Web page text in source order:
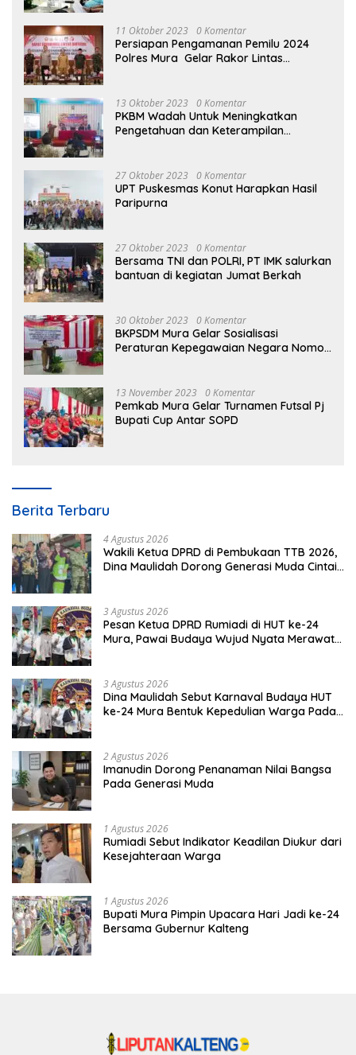
11 Oktober 2023 0 Komentar
Persiapan Pengamanan Pemilu 2024
Polres Mura Gelar Rakor Lintas
13 Oktober 2023 0 Komentar
PKBM Wadah Untuk Meningkatkan
Pengetahuan dan Keterampilan
27 Oktober 2023 0 Komentar
UPT Puskesmas Konut Harapkan Hasil
Paripurna
27 Oktober 2023 0 Komentar
Bersama TNI dan POLRI, PT IMK salurkan
bantuan di kegiatan Jumat Berkah
30 Oktober 2023 0 Komentar
BKPSDM Mura Gelar Sosialisasi
Peraturan Kepegawaian Negara Nomor
13 November 2023 0 Komentar
Pemkab Mura Gelar Turnamen Futsal Pj
Bupati Cup Antar SOPD
Berita Terbaru
4 Agustus 2026
Wakili Ketua DPRD di Pembukaan TTB 2026,
Dina Maulidah Dorong Generasi Muda Cintai
3 Agustus 2026
Pesan Ketua DPRD Rumiadi di HUT ke-24
Mura, Pawai Budaya Wujud Nyata Merawat
3 Agustus 2026
Dina Maulidah Sebut Karnaval Budaya HUT
ke-24 Mura Bentuk Kepedulian Warga Pada
2 Agustus 2026
Imanudin Dorong Penanaman Nilai Bangsa
Pada Generasi Muda
1 Agustus 2026
Rumiadi Sebut Indikator Keadilan Diukur dari
Kesejahteraan Warga
1 Agustus 2026
Bupati Mura Pimpin Upacara Hari Jadi ke-24
Bersama Gubernur Kalteng